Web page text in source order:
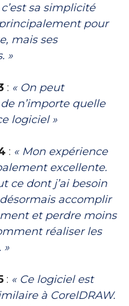
sa simplicité
pour
mais ses
»
: « On peut
n’importe quelle
logiciel »
: « Mon expérience
excellente.
ce dont j’ai besoin
accomplir
et perdre moins
réaliser les
»
: « Ce logiciel est
à CorelDRAW.